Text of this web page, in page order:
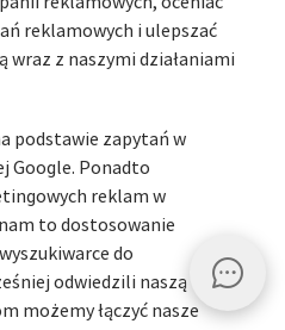
reklamowych i ulepszać
z naszymi działaniami
podstawie zapytań w
Google. Ponadto
reklam w
to dostosowanie
do
odwiedzili naszą
możemy łączyć nasze